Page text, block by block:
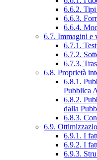
6.6.2.
6.6.3.
6.6.4.
6.7. Immagini e
6.7.1.
6.7.2.
6.7.3.
6.8. Proprietà
6.8.1.
Pubblica
6.8.2.
dalla
6.8.3.
6.9.
6.9.1. I
6.9.2. I
6.9.3.